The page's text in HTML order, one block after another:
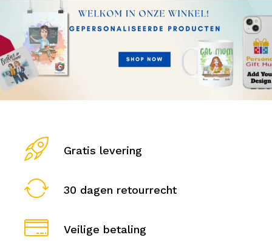
Gratis levering
30 dagen retourrecht
Veilige betaling